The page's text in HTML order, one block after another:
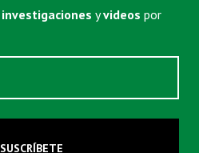
Donaciones
SUSCRIBIRSE
investigaciones yvideos por
SUSCRÍBETE